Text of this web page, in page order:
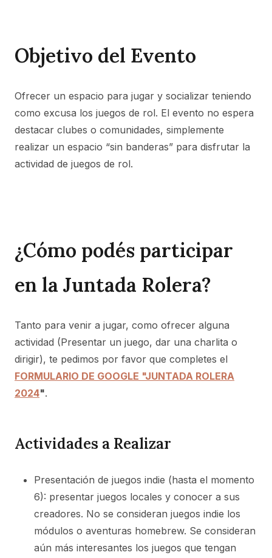
Objetivo del Evento
Ofrecer un espacio para jugar y socializar teniendo
como excusa los juegos de rol. El evento no espera
destacar clubes o comunidades, simplemente
realizar un espacio “sin banderas” para disfrutar la
actividad de juegos de rol.
¿Cómo podés participar
en la Juntada Rolera?
Tanto para venir a jugar, como ofrecer alguna
actividad (Presentar un juego, dar una charlita o
dirigir), te pedimos por favor que completes el
FORMULARIO DE GOOGLE "JUNTADA ROLERA
2024".
Actividades a Realizar
Presentación de juegos indie (hasta el momento
6): presentar juegos locales y conocer a sus
creadores. No se consideran juegos indie los
módulos o aventuras homebrew. Se consideran
aún más interesantes los juegos que tengan